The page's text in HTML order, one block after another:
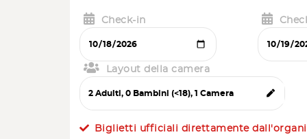
Check-in
Layout della camera
Biglietti ufficiali direttamente